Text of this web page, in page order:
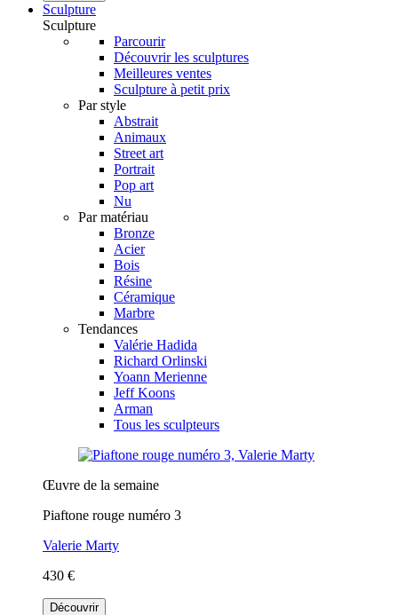
Sculpture
Sculpture
Parcourir
Découvrir les sculptures
Meilleures ventes
Sculpture à petit prix
Par style
Abstrait
Animaux
Street art
Portrait
Pop art
Nu
Par matériau
Bronze
Acier
Bois
Résine
Céramique
Marbre
Tendances
Valérie Hadida
Richard Orlinski
Yoann Merienne
Jeff Koons
Arman
Tous les sculpteurs
Œuvre de la semaine
Piaftone rouge numéro 3
Valerie Marty
430 €
Découvrir